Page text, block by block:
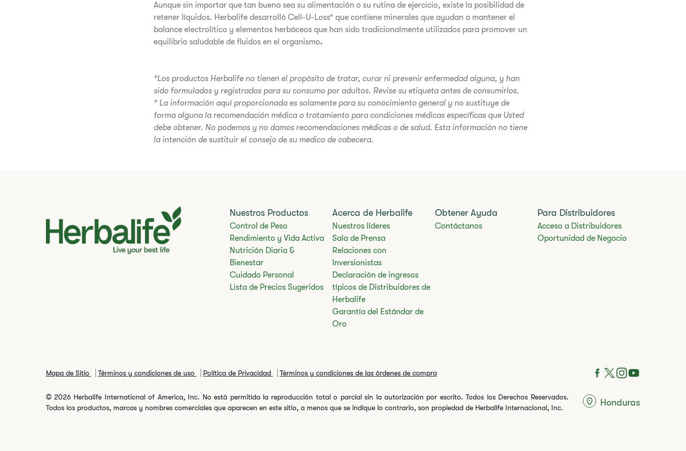
Aunque sin importar que tan buena sea su alimentación o su rutina de ejercicio, existe la posibilidad de
retener líquidos. Herbalife desarrolló Cell-U-Loss* que contiene minerales que ayudan a mantener el
balance electrolítico y elementos herbáceos que han sido tradicionalmente utilizados para promover un
equilibrio saludable de fluidos en el organismo.
*Los productos Herbalife no tienen el propósito de tratar, curar ni prevenir enfermedad alguna, y han
sido formulados y registrados para su consumo por adultos. Revise su etiqueta antes de consumirlos.
* La información aquí proporcionada es solamente para su conocimiento general y no sustituye de
forma alguna la recomendación médica o tratamiento para condiciones médicas específicas que Usted
debe obtener. No podemos y no damos recomendaciones médicas o de salud. Esta información no tiene
la intención de sustituir el consejo de su medico de cabecera.
Nuestros Productos
Control de Peso
Rendimiento y Vida Activa
Nutrición Diaria &
Bienestar
Cuidado Personal
Lista de Precios Sugeridos
Acerca de Herbalife
Nuestros líderes
Sala de Prensa
Relaciones con
Inversionistas
Declaración de ingresos
típicos de Distribuidores de
Herbalife
Garantía del Estándar de
Oro
Obtener Ayuda
Contáctanos
Para Distribuidores
Acceso a Distribuidores
Oportunidad de Negocio
Mapa de Sitio Términos y condiciones de uso Política de Privacidad Términos y condiciones de las órdenes de compra
© 2026 Herbalife International of America, Inc. No está permitida la reproducción total o parcial sin la autorización por escrito. Todos los Derechos Reservados.
Todos los productos, marcas y nombres comerciales que aparecen en este sitio, a menos que se indique lo contrario, son propiedad de Herbalife Internacional, Inc.
Honduras